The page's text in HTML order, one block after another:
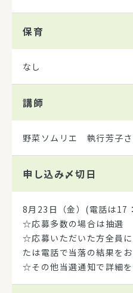
保育
なし
講師
野菜ソムリエ 執行芳子さ
申し込み〆切日
8月23日（金）(電話は17
☆応募多数の場合は抽選
☆応募いただいた方全員
たは電話で当落の結果をお
☆その他当選通知で詳細を